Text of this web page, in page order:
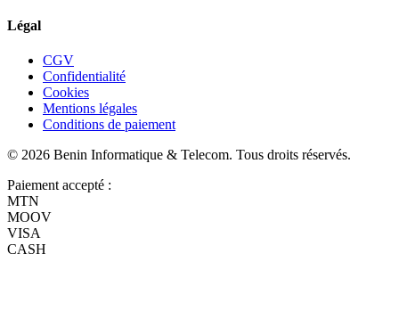
Légal
CGV
Confidentialité
Cookies
Mentions légales
Conditions de paiement
© 2026 Benin Informatique & Telecom. Tous droits réservés.
Paiement accepté :
MTN
MOOV
VISA
CASH